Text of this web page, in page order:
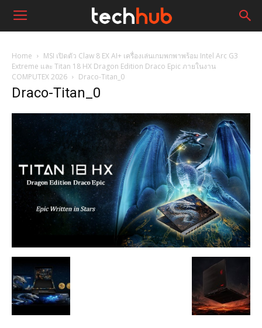
Home
MSI เปิดตัว Claw 8 EX AI+ เครื่องเล่นเกมพกพาพร้อม Intel Arc G3
Extreme และ Titan 18 HX Dragon Edition Draco Epic ภายในงาน
COMPUTEX 2026
Draco-Titan_0
Draco-Titan_0